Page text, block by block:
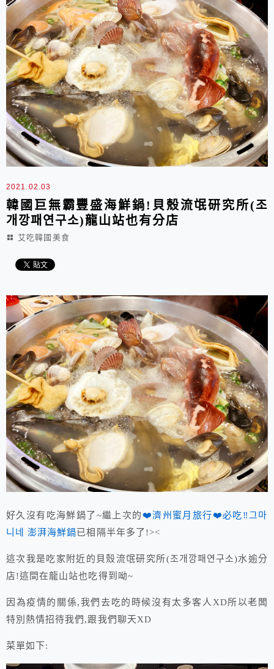
2021.02.03
韓國巨無霸豐盛海鮮鍋!貝殼流氓研究所(조
개깡패연구소)龍山站也有分店
艾吃韓國美食
好久沒有吃海鮮鍋了~繼上次的❤️濟州蜜月旅行❤️必吃‼️그마
니네 澎湃海鮮鍋已相隔半年多了!><
這次我是吃家附近的貝殼流氓研究所(조개깡패연구소)水逾分
店!這間在龍山站也吃得到呦~
因為疫情的關係,我們去吃的時候沒有太多客人XD所以老闆
特別熱情招待我們,跟我們聊天XD
菜單如下: